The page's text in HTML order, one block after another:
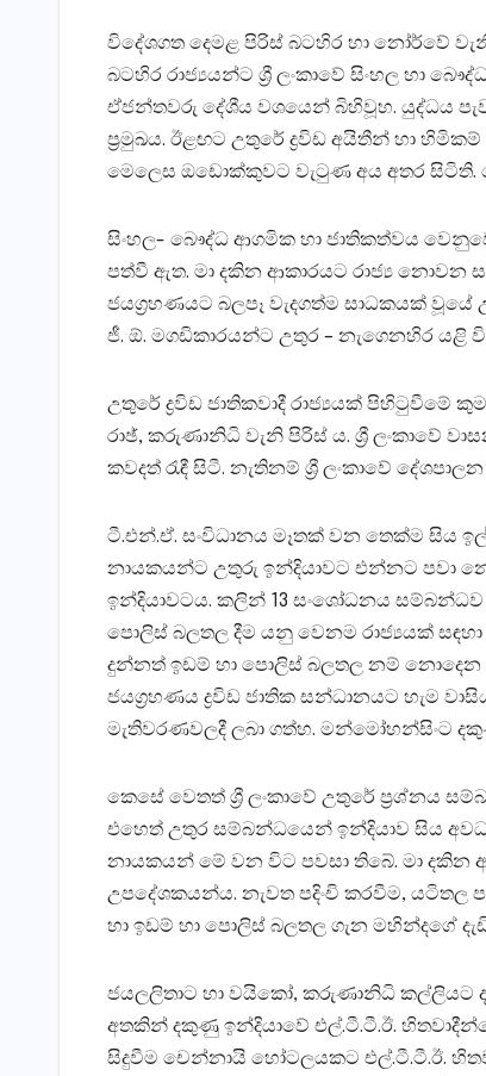
විදේශගත දෙමළ පිරිස්‌ බටහිර හා නෝර්වේ
බටහිර රාජ්‍යයන්ට ශ්‍රී ලංකාවේ සිංහල හා
ඒජන්තවරු දේශීය වශයෙන් බිහිවූහ. යුද්ධය
ප්‍රමුඛය. ඊළඟට උතුරේ ද්‍රවිඩ අයිතීන් හා
මෙලෙස ඔඩොක්‌කුවට වැටුණ අය අතර සිටිති.
සිංහල- බෞද්ධ ආගමික හා ජාතිකත්වය
පත්වී ඇත. මා දකින ආකාරයට රාජ්‍ය නොවන
ජයග්‍රහණයට බලපෑ වැදගත්ම සාධකයක්‌
ජී. ඕ. මගඩිකාරයන්ට උතුර – නැගෙනහිර යළි
උතුරේ ද්‍රවිඩ ජාතිකවාදී රාජ්‍යයක්‌ පිහිටුවීමේ
රාඡ්, කරුණානිධි වැනි පිරිස්‌ ය. ශ්‍රී ලංකාවේ
කවදත් රැඳී සිටී. නැතිනම් ශ්‍රී ලංකාවේ
ටී.එන්.ඒ. සංවිධානය මෑතක්‌ වන තෙක්‌ම සිය
නායකයන්ට උතුරු ඉන්දියාවට එන්නට පවා
ඉන්දියාවටය. කලින් 13 සංශෝධනය
පොලිස්‌ බලතල දීම යනු වෙනම රාජ්‍යයක්‌
දුන්නත් ඉඩම් හා පොලිස්‌ බලතල නම් නොදෙන
ජයග්‍රහණය ද්‍රවිඩ ජාතික සන්ධානයට හැම
මැතිවරණවලදී ලබා ගත්හ. මන්මෝහන්සිංට
කෙසේ වෙතත් ශ්‍රී ලංකාවේ උතුරේ ප්‍රශ්නය
එහෙත් උතුර සම්බන්ධයෙන් ඉන්දියාව සිය
නායකයන් මේ වන විට පවසා තිබේ. මා
උපදේශකයන්ය. නැවත පදිංචි කරවීම, යටිතල
හා ඉඩම් හා පොලිස්‌ බලතල ගැන මහින්දගේ
ජයලලිතාට හා වයිකෝ, කරුණානිධි කල්ලියට ද
අතකින් දකුණු ඉන්දියාවේ එල්.ටී.ටී.ඊ.
සිදුවීම චෙන්නායි හෝටලයකට එල්.ටී.ටී.ඊ.